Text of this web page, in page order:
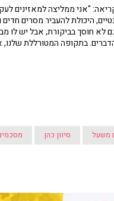
"אני ממליצה למאזינים
היכולת להעביר מסרים חדים
לא חוסך בביקורת, אבל יש לו
בתקופה המטורללת שלנו,
משעל סיוון כהן
מסכמים